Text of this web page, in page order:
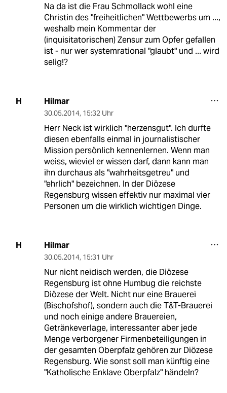
Na da ist die Frau Schmollack wohl eine
Christin des "freiheitlichen" Wettbewerbs um ...,
weshalb mein Kommentar der
(inquisitatorischen) Zensur zum Opfer gefallen
ist - nur wer systemrational "glaubt" und ... wird
selig!?
H Hilmar
30.05.2014, 15:32 Uhr
Herr Neck ist wirklich "herzensgut". Ich durfte
diesen ebenfalls einmal in journalistischer
Mission persönlich kennenlernen. Wenn man
weiss, wieviel er wissen darf, dann kann man
ihn durchaus als "wahrheitsgetreu" und
"ehrlich" bezeichnen. In der Diözese
Regensburg wissen effektiv nur maximal vier
Personen um die wirklich wichtigen Dinge.
H Hilmar
30.05.2014, 15:31 Uhr
Nur nicht neidisch werden, die Diözese
Regensburg ist ohne Humbug die reichste
Diözese der Welt. Nicht nur eine Brauerei
(Bischofshof), sondern auch die T&T-Brauerei
und noch einige andere Brauereien,
Getränkeverlage, interessanter aber jede
Menge verborgener Firmenbeteiligungen in
der gesamten Oberpfalz gehören zur Diözese
Regensburg. Wie sonst soll man künftig eine
"Katholische Enklave Oberpfalz" händeln?